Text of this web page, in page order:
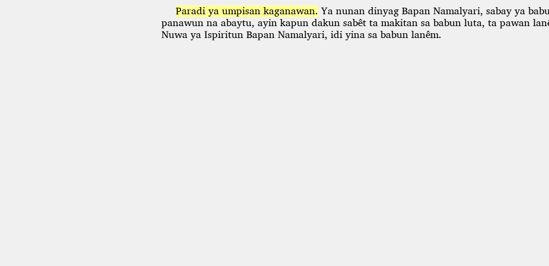
Paradi ya umpisan kaganawan. Ya nunan dinyag Bapan Namalyari, sabay ya
panawun na abaytu, ayin kapun dakun sabêt ta makitan sa babun luta, ta pawan
Nuwa ya Ispiritun Bapan Namalyari, idi yina sa babun lanêm.